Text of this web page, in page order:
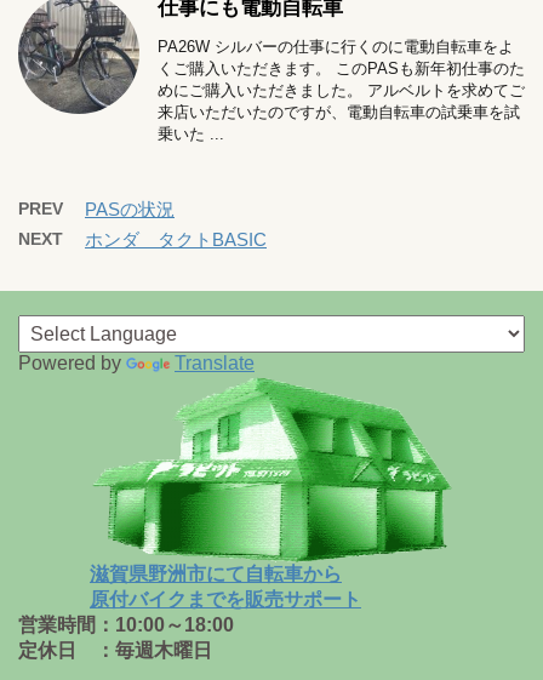
仕事にも電動自転車
PA26W シルバーの仕事に行くのに電動自転車をよ
くご購入いただきます。 このPASも新年初仕事のた
めにご購入いただきました。 アルベルトを求めてご
来店いただいたのですが、電動自転車の試乗車を試
乗いた ...
PREV PASの状況
NEXT ホンダ タクトBASIC
Powered by Translate
滋賀県野洲市にて自転車から
原付バイクまでを販売サポート
営業時間：10:00～18:00
定休日 ：毎週木曜日